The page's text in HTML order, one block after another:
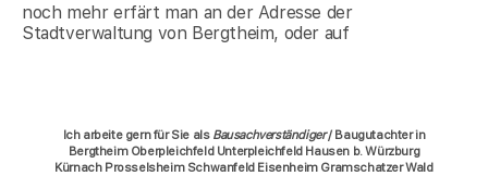
noch mehr erfärt man an der Adresse der
Stadtverwaltung von Bergtheim, oder auf
Ich arbeite gern für Sie als Bausachverständiger/ Baugutachter in
Bergtheim Oberpleichfeld Unterpleichfeld Hausen b. Würzburg
Kürnach Prosselsheim Schwanfeld Eisenheim Gramschatzer Wald